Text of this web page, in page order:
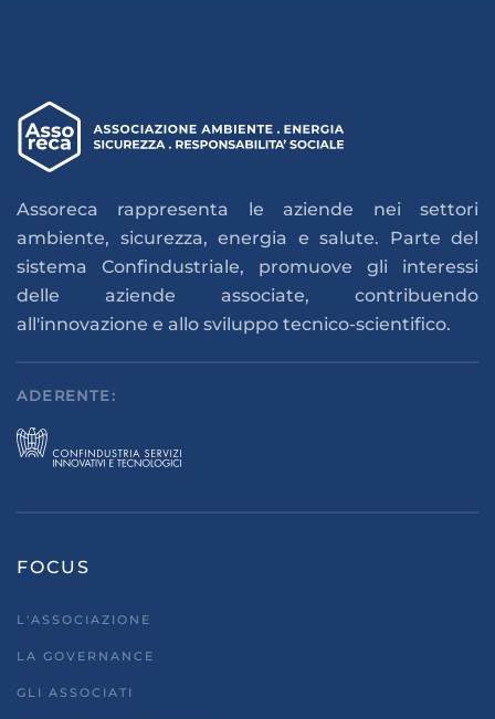
Assoreca rappresenta le aziende nei settori
ambiente, sicurezza, energia e salute. Parte del
sistema Confindustriale, promuove gli interessi
delle aziende associate, contribuendo
all'innovazione e allo sviluppo tecnico-scientifico.
ADERENTE:
FOCUS
L'ASSOCIAZIONE
LA GOVERNANCE
GLI ASSOCIATI